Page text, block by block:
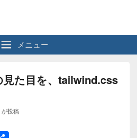
メニュー
見た目を、tailwind.css
が投稿